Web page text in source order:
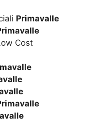
Primavalle
Cost